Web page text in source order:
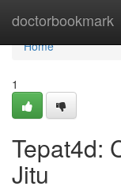
doctorbookmark
Home
Home
1
Tepat4d:
Jitu